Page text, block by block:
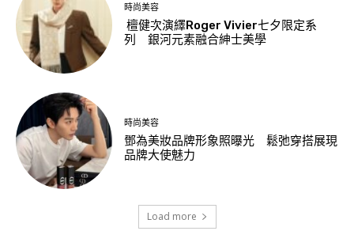
時尚美容
檀健次演繹Roger Vivier七夕限定系
列 銀河元素融合紳士美學
時尚美容
鄧為美妝品牌形象照曝光 鬆弛穿搭展現
品牌大使魅力
Load more